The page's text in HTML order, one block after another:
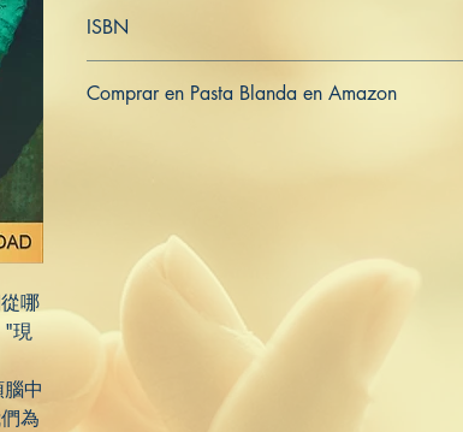
哪
"現
中
為
ISBN
Comprar en Pasta Blanda en Amazon